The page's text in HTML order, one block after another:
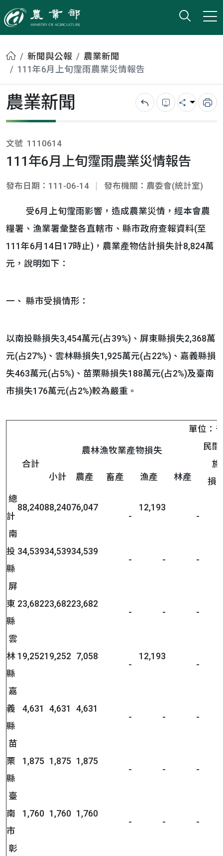
農業部
打開
小版
首頁新聞與公報
農業新聞
111年6月上旬霪雨農業災情報告
農業新聞 回上一頁錯誤回報
分享 列
文號 1110614
111年6月上旬霪雨農業災情報告
發布日期：111-06-14 發布機關：農委會(統計室)
受6月上旬霪雨影響，造成農業災情，經本會農
糧署、漁業署彙整各直轄市、縣市政府查報資料(至
111年6月14日17時止)，農業產物估計損失計8,824萬
元，說明如下：
一、 縣市受損情形：
以南投縣損失3,454萬元(占39%)、屏東縣損失2,368萬
元(占27%)、雲林縣損失1,925萬元(占22%)、嘉義縣損
失463萬元(占5%)、苗栗縣損失188萬元(占2%)及臺南
市損失176萬元(占2%)較為嚴重。
單位：
合計
農林漁牧業產物損失
民間
施
損
小計 農產 畜產 漁產 林產
總
計
88,24088,24076,047
-
12,193
-
南
投
縣
34,53934,53934,539
-
- -
屏
東
縣
23,68223,68223,682
-
- -
雲
林
縣
19,25219,252 7,058
-
12,193
-
嘉
義
縣
4,631 4,631
4,631
-
- -
苗
栗
縣
1,875 1,875 1,875
-
- -
臺
南
市
1,760 1,760 1,760
-
- -
彰